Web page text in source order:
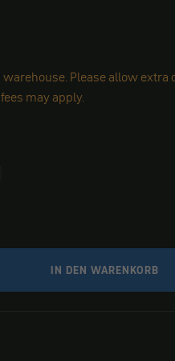
warehouse. Please allow
may apply.
IN DEN WARENKORB